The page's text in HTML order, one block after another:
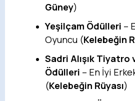
Güney)
Yeşilçam Ödülleri –
Oyuncu (Kelebeğin
Sadri Alışık Tiyatro
Ödülleri – En İyi
(Kelebeğin Rüyası)